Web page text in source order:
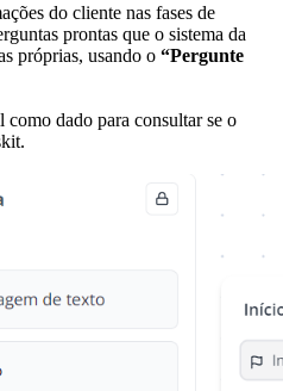
do cliente nas fases de
prontas que o sistema da
próprias, usando o “Pergunte
como dado para consultar se o